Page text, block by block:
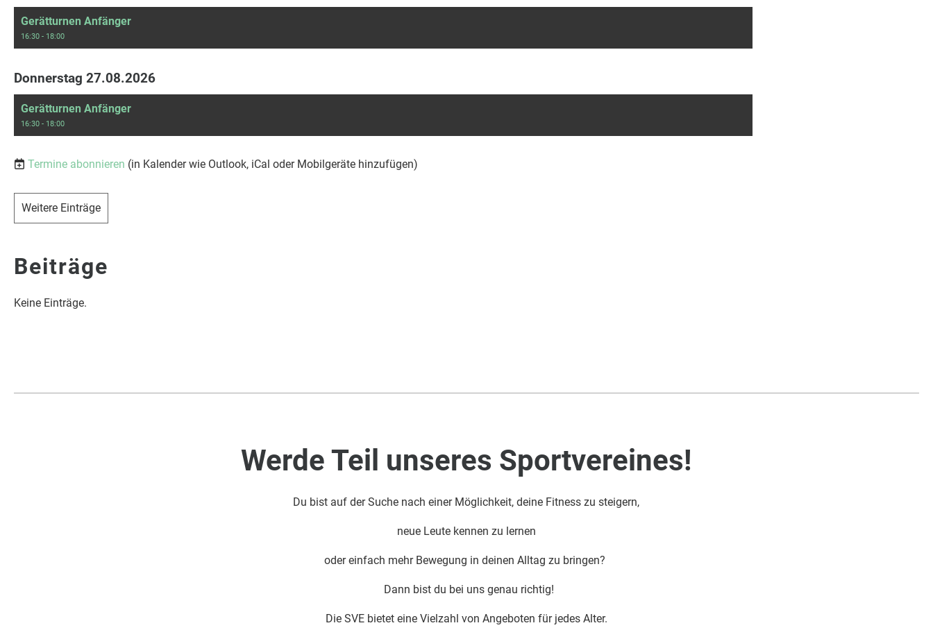
Gerätturnen Anfänger
16:30 - 18:00
Donnerstag 27.08.2026
Gerätturnen Anfänger
16:30 - 18:00
Termine abonnieren (in Kalender wie Outlook, iCal oder Mobilgeräte hinzufügen)
Weitere Einträge
Beiträge
Keine Einträge.
Werde Teil unseres Sportvereines!
Du bist auf der Suche nach einer Möglichkeit, deine Fitness zu steigern,
neue Leute kennen zu lernen
oder einfach mehr Bewegung in deinen Alltag zu bringen?
Dann bist du bei uns genau richtig!
Die SVE bietet eine Vielzahl von Angeboten für jedes Alter.